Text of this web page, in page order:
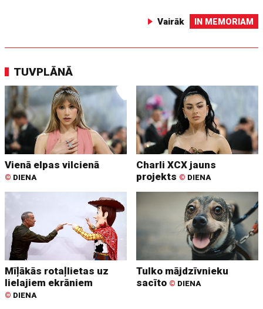
Vairāk IN MEMORIAM
TUVPLĀNĀ
Vienā elpas vilcienā
© DIENA
Charli XCX jauns
projekts © DIENA
Mīļākās rotaļlietas uz
lielajiem ekrāniem
© DIENA
Tulko mājdzīvnieku
sacīto © DIENA